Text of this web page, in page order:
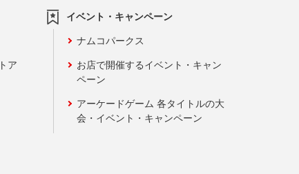
ア
イベント・キャンペーン
ナムコパークス
お店で開催するイベント・キャン
ペーン
アーケードゲーム 各タイトルの大
会・イベント・キャンペーン